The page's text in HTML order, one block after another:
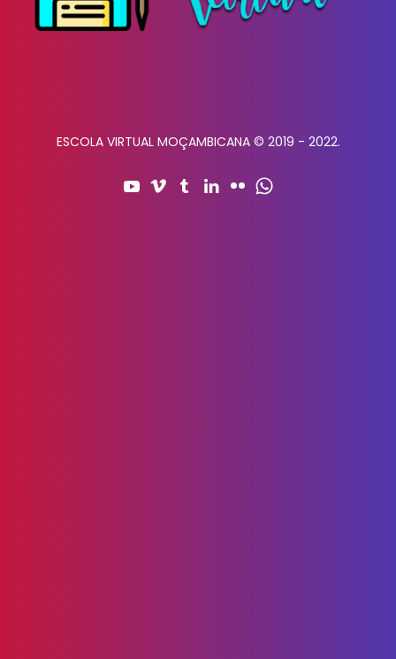
ESCOLA VIRTUAL MOÇAMBICANA © 2019 - 2022.